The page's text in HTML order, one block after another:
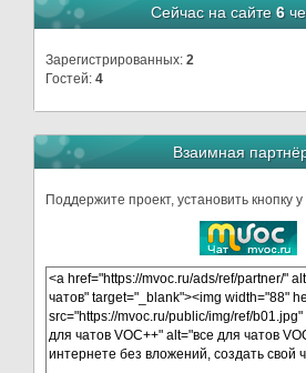
Сейчас на сайте 6
Зарегистрированных: 2
Гостей: 4
Взаимная
Поддержите проект, установить кнопку